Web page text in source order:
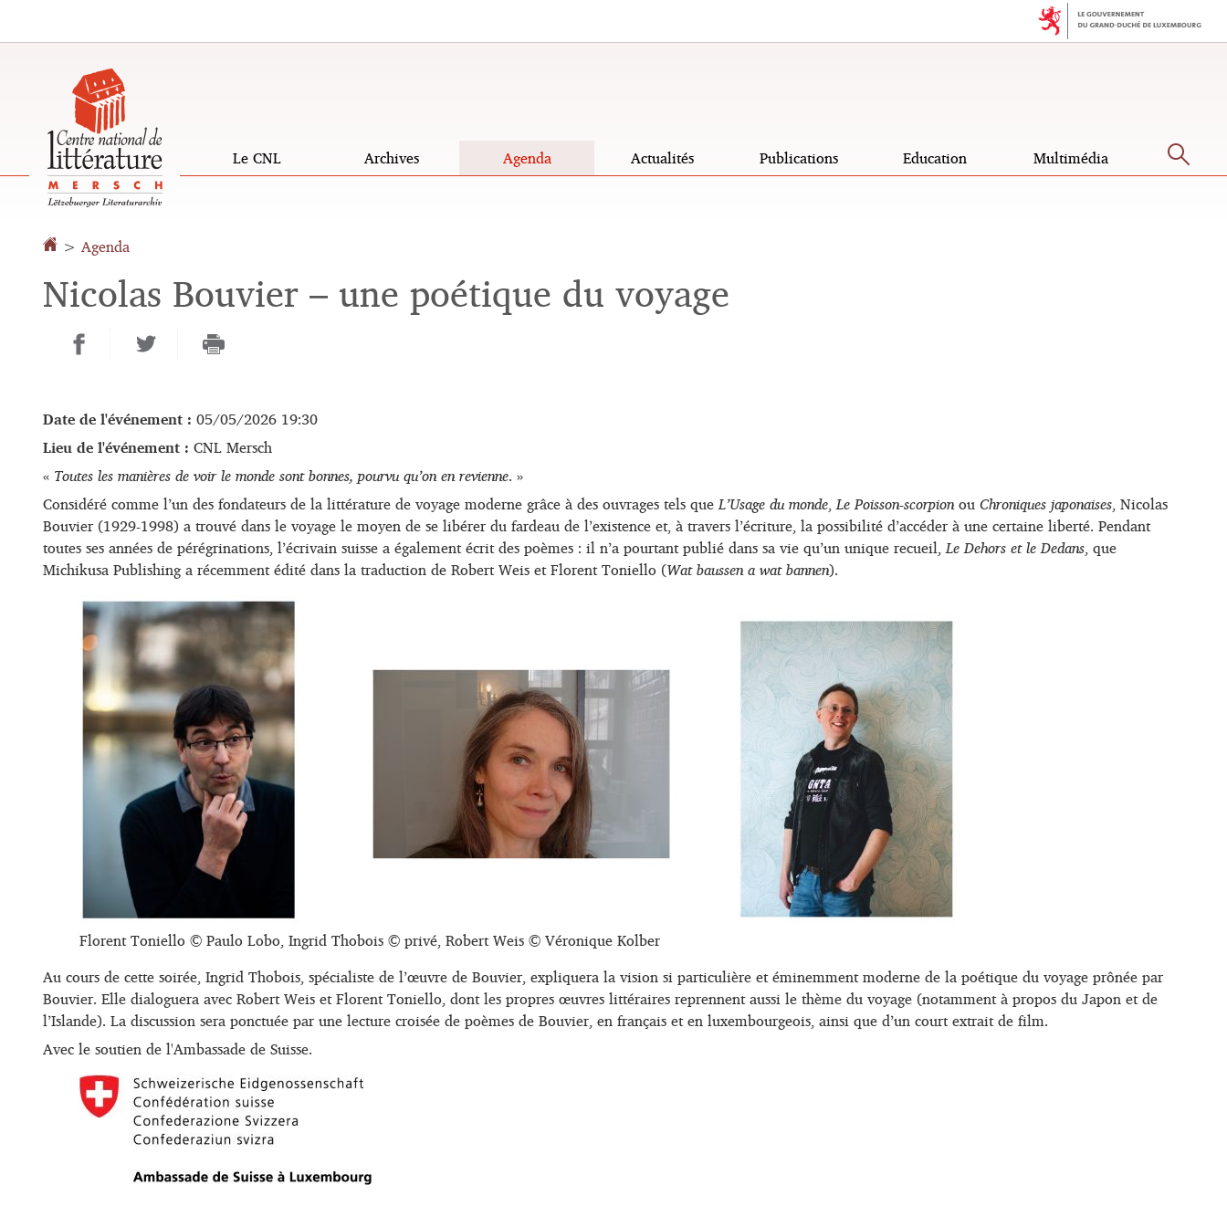
Le CNL Archives Agenda Actualités Publications Education Multimédia
> Agenda
Nicolas Bouvier – une poétique du voyage
Date de l'événement : 05/05/2026 19:30
Lieu de l'événement : CNL Mersch
« Toutes les manières de voir le monde sont bonnes, pourvu qu’on en revienne. »
Considéré comme l’un des fondateurs de la littérature de voyage moderne grâce à des ouvrages tels queL’Usage du monde,Le Poisson-scorpionouChroniques japonaises, Nicolas
Bouvier (1929-1998) a trouvé dans le voyage le moyen de se libérer du fardeau de l’existence et, à travers l’écriture, la possibilité d’accéder à une certaine liberté. Pendant
toutes ses années de pérégrinations, l’écrivain suisse a également écrit des poèmes : il n’a pourtant publié dans sa vie qu’un unique recueil,Le Dehors et le Dedans, que
Michikusa Publishing a récemment édité dans la traduction de Robert Weis et Florent Toniello (Wat baussen a wat bannen).
Florent Toniello © Paulo Lobo, Ingrid Thobois © privé, Robert Weis © Véronique Kolber
Au cours de cette soirée, Ingrid Thobois, spécialiste de l’œuvre de Bouvier, expliquera la vision si particulière et éminemment moderne de la poétique du voyage prônée par
Bouvier. Elle dialoguera avec Robert Weis et Florent Toniello, dont les propres œuvres littéraires reprennent aussi le thème du voyage (notamment à propos du Japon et de
l’Islande). La discussion sera ponctuée par une lecture croisée de poèmes de Bouvier, en français et en luxembourgeois, ainsi que d’un court extrait de film.
Avec le soutien de l'Ambassade de Suisse.